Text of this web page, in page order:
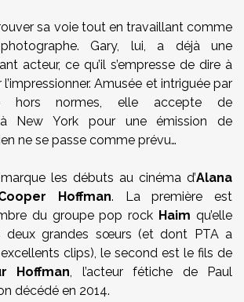
sa voie tout en travaillant comme
Gary, lui, a déjà une
acteur, ce qu’il s’empresse de dire à
Amusée et intriguée par
hors normes, elle accepte de
à New York pour une émission de
ne se passe comme prévu…
marque les débuts au cinéma d’Alana
Hoffman. La première est
du groupe pop rock Haim qu’elle
deux grandes sœurs (et dont PTA a
clips), le second est le fils de
Hoffman , l’acteur fétiche de Paul
décédé en 2014.